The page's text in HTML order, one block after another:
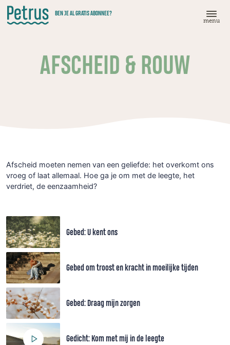
Doorgaan
naar
hoofdinhoud
BEN JE AL GRATIS ABONNEE?
menu
AFSCHEID & ROUW
Afscheid moeten nemen van een geliefde: het overkomt ons
vroeg of laat allemaal. Hoe ga je om met de leegte, het
verdriet, de eenzaamheid?
Gebed: U kent ons
Gebed om troost en kracht in moeilijke tijden
Gebed: Draag mijn zorgen
Gedicht: Kom met mij in de leegte